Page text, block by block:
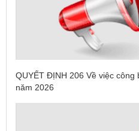
QUYẾT ĐỊNH 206 Về việc công
năm 2026